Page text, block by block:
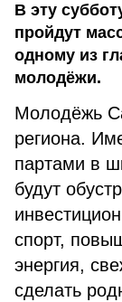
В эту
пройдут
одному из
молодёжи.
Молодёжь
региона.
партами в
будут
спорт,
энергия,
сделать